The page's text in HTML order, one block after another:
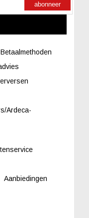
abonneer
Betaalmethoden
Ardeca-
Aanbiedingen